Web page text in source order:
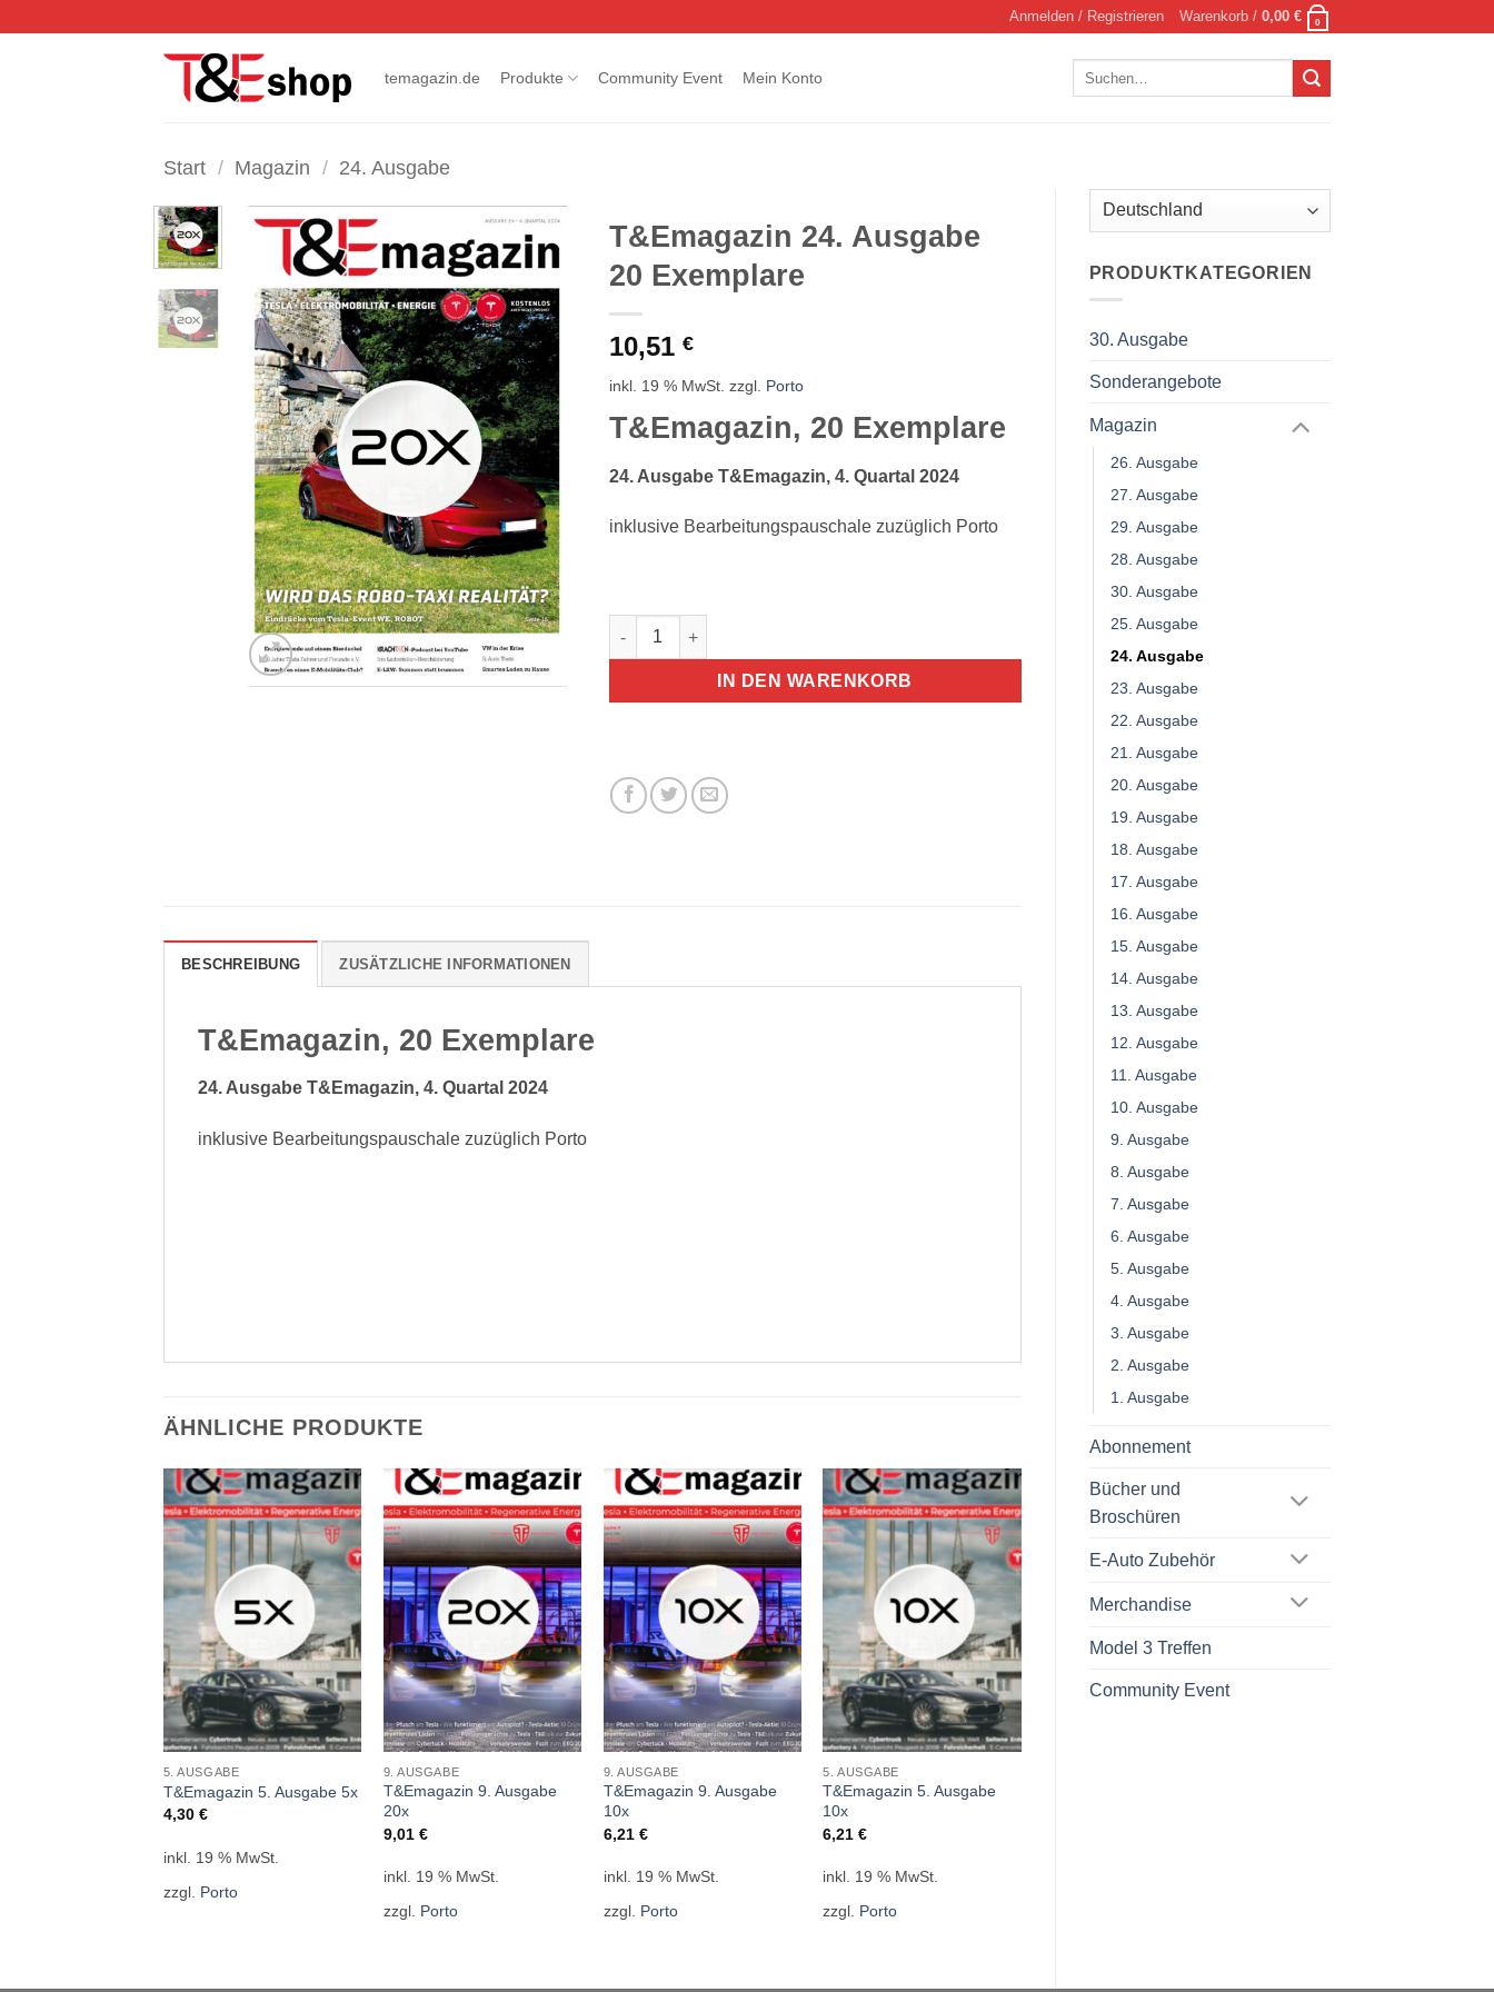
Anmelden / Registrieren Warenkorb / 0,00 € 0
temagazin.de Produkte Community Event Mein Konto
Start / Magazin / 24. Ausgabe
PRODUKTKATEGORIEN
30. Ausgabe
Sonderangebote
Magazin
26. Ausgabe
27. Ausgabe
29. Ausgabe
28. Ausgabe
30. Ausgabe
25. Ausgabe
24. Ausgabe
23. Ausgabe
22. Ausgabe
21. Ausgabe
20. Ausgabe
19. Ausgabe
18. Ausgabe
17. Ausgabe
16. Ausgabe
15. Ausgabe
14. Ausgabe
13. Ausgabe
12. Ausgabe
11. Ausgabe
10. Ausgabe
9. Ausgabe
8. Ausgabe
7. Ausgabe
6. Ausgabe
5. Ausgabe
4. Ausgabe
3. Ausgabe
2. Ausgabe
1. Ausgabe
Abonnement
Bücher und
Broschüren
E-Auto Zubehör
Merchandise
Model 3 Treffen
Community Event
T&Emagazin 24. Ausgabe
20 Exemplare
10,51 €
inkl. 19 % MwSt. zzgl. Porto
T&Emagazin, 20 Exemplare
24. Ausgabe T&Emagazin, 4. Quartal 2024
inklusive Bearbeitungspauschale zuzüglich Porto
T&Emagazin 24. Ausgabe 20 Exemplare Menge
IN DEN WARENKORB
BESCHREIBUNG ZUSÄTZLICHE INFORMATIONEN
T&Emagazin, 20 Exemplare
24. Ausgabe T&Emagazin, 4. Quartal 2024
inklusive Bearbeitungspauschale zuzüglich Porto
ÄHNLICHE PRODUKTE
5. AUSGABE
T&Emagazin 5. Ausgabe 5x
4,30 €
inkl. 19 % MwSt.
zzgl. Porto
9. AUSGABE
T&Emagazin 9. Ausgabe
20x
9,01 €
inkl. 19 % MwSt.
zzgl. Porto
9. AUSGABE
T&Emagazin 9. Ausgabe
10x
6,21 €
inkl. 19 % MwSt.
zzgl. Porto
5. AUSGABE
T&Emagazin 5. Ausgabe
10x
6,21€
inkl. 19 % MwSt.
zzgl. Porto